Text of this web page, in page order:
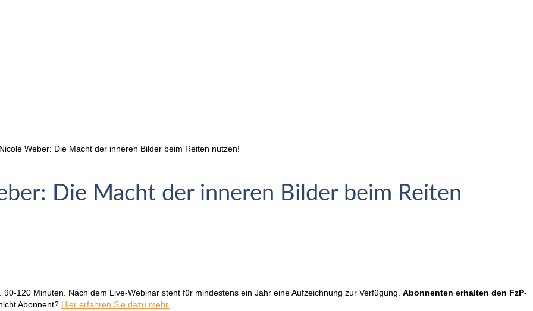
Weber: Die Macht der inneren Bilder beim Reiten nutzen!
Die Macht der inneren Bilder beim Reiten
120 Minuten. Nach dem Live-Webinar steht für mindestens ein Jahr eine Aufzeichnung zur Verfügung. Abonnenten erhalten den FzP-
Abonnent? Hier erfahren Sie dazu mehr.